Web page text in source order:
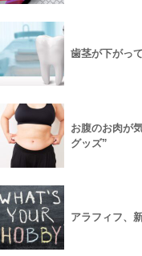
歯茎が下がっ
お腹のお肉が
グッズ”
アラフィフ、